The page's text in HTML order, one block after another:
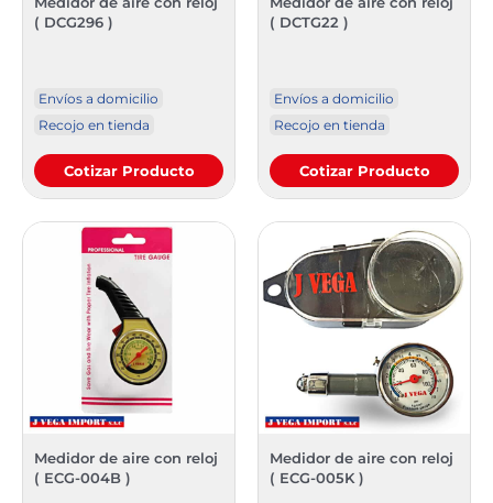
( DCG296 )
Envíos a domicilio
Recojo en tienda
Cotizar Producto
( DCTG22 )
Envíos a domicilio
Recojo en tienda
Cotizar Producto
Medidor de aire con reloj
( ECG-004B )
Medidor de aire con reloj
( ECG-005K )